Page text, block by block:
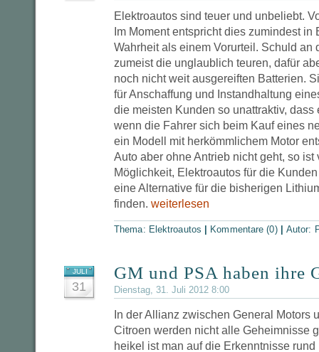
Elektroautos sind teuer und unbeliebt.
Im Moment entspricht dies zumindest in
Wahrheit als einem Vorurteil. Schuld an
zumeist die unglaublich teuren, dafür
noch nicht weit ausgereiften Batterien.
für Anschaffung und Instandhaltung
die meisten Kunden so unattraktiv, dass
wenn die Fahrer sich beim Kauf eines
ein Modell mit herkömmlichem Motor
Auto aber ohne Antrieb nicht geht, so
Möglichkeit, Elektroautos für die
eine Alternative für die bisherigen
finden. weiterlesen
Thema: Elektroautos Kommentare (0)| Autor:
JULI
31
GM und PSA haben ihre
Dienstag, 31. Juli 2012 8:00
In der Allianz zwischen General Motors
Citroen werden nicht alle Geheimnisse
heikel ist man auf die Erkenntnisse